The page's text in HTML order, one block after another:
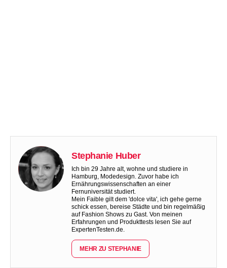
Stephanie Huber
Ich bin 29 Jahre alt, wohne und studiere in
Hamburg, Modedesign. Zuvor habe ich
Ernährungswissenschaften an einer
Fernuniversität studiert.
Mein Faible gilt dem 'dolce vita', ich gehe gerne
schick essen, bereise Städte und bin regelmäßig
auf Fashion Shows zu Gast. Von meinen
Erfahrungen und Produkttests lesen Sie auf
ExpertenTesten.de.
MEHR ZU STEPHANIE